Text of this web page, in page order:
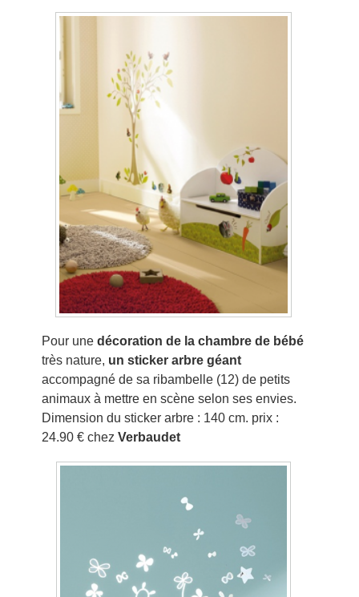
Pour unedécoration de la chambre de bébé
très nature, un sticker arbre géant
accompagné de sa ribambelle (12) de petits
animaux à mettre en scène selon ses envies.
Dimension du sticker arbre : 140 cm. prix :
24.90 € chez Verbaudet